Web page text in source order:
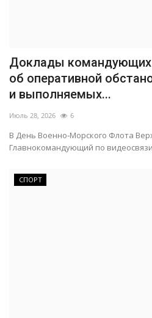
Доклады
об оперативной
и выполняемых...
Июль 28, 2026 6
В День Военно-Морского Флота
Главнокомандующий по
СПОРТ